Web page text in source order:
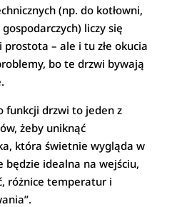
(np. do kotłowni,
liczy się
prostota – ale i tu złe okucia
bo te drzwi bywają
funkcji drzwi to jeden z
żeby uniknąć
która świetnie wygląda w
będzie idealna na wejściu,
różnice temperatur i